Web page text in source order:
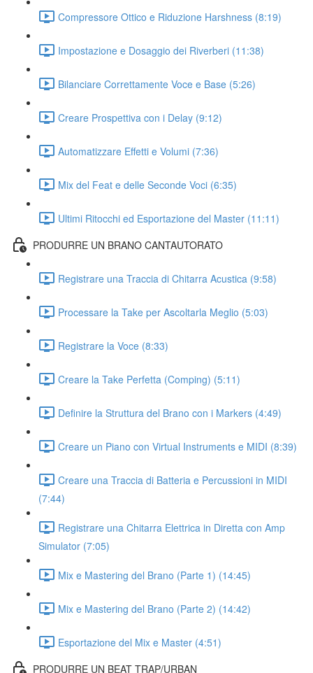
Compressore Ottico e Riduzione Harshness (8:19)
Impostazione e Dosaggio dei Riverberi (11:38)
Bilanciare Correttamente Voce e Base (5:26)
Creare Prospettiva con i Delay (9:12)
Automatizzare Effetti e Volumi (7:36)
Mix del Feat e delle Seconde Voci (6:35)
Ultimi Ritocchi ed Esportazione del Master (11:11)
PRODURRE UN BRANO CANTAUTORATO
Registrare una Traccia di Chitarra Acustica (9:58)
Processare la Take per Ascoltarla Meglio (5:03)
Registrare la Voce (8:33)
Creare la Take Perfetta (Comping) (5:11)
Definire la Struttura del Brano con i Markers (4:49)
Creare un Piano con Virtual Instruments e MIDI (8:39)
Creare una Traccia di Batteria e Percussioni in MIDI
(7:44)
Registrare una Chitarra Elettrica in Diretta con Amp
Simulator (7:05)
Mix e Mastering del Brano (Parte 1) (14:45)
Mix e Mastering del Brano (Parte 2) (14:42)
Esportazione del Mix e Master (4:51)
PRODURRE UN BEAT TRAP/URBAN